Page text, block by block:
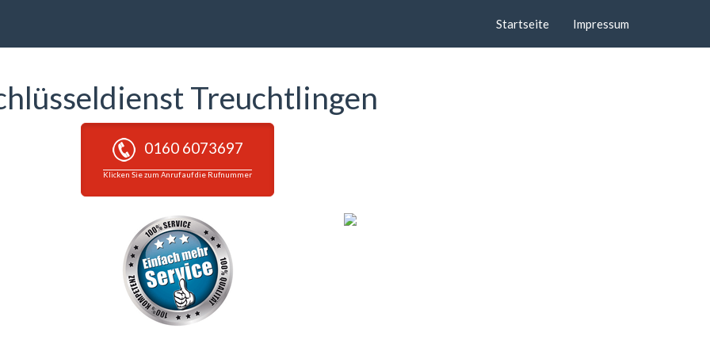
Startseite Impressum
Treuchtlingen
0160 6073697
Klicken Sie zum Anruf auf die Rufnummer